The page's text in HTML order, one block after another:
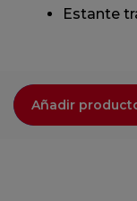
Estante
Añadir